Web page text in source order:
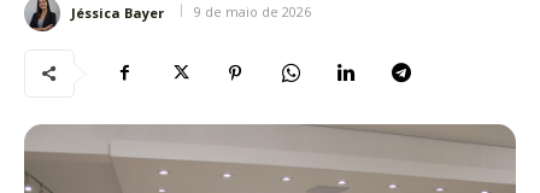
Jéssica Bayer 9 de maio de 2026